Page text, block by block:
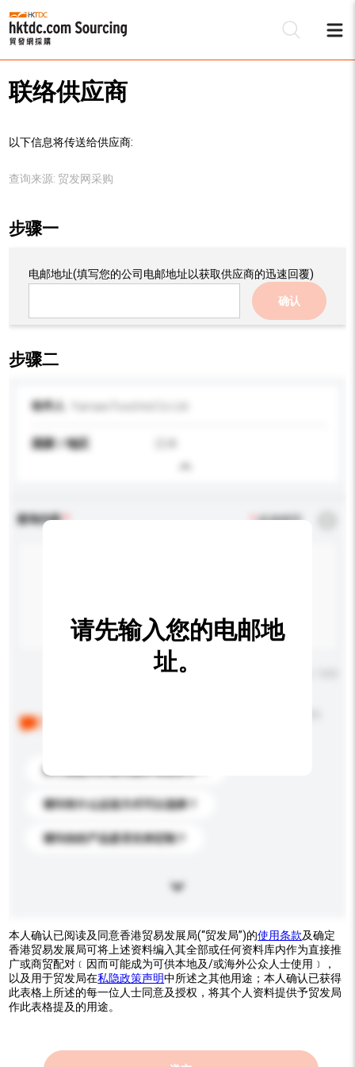
联络供应商
以下信息将传送给供应商:
查询来源: 贸发网采购
步骤一
电邮地址(填写您的公司电邮地址以获取供应商的迅速回覆)
确认
步骤二
收件人
国家 / 地区
查询内容 *必须填写
你们能提供的最优惠价格是多少？
请问有什么运送方式可以选择？
请问你的产品是否支持定制？
请先输入您的电邮地
址。
本人确认已阅读及同意香港贸易发展局(“贸发局”)的使用条款及确定
香港贸易发展局可将上述资料编入其全部或任何资料库内作为直接推
广或商贸配对﹝因而可能成为可供本地及/或海外公众人士使用﹞，
以及用于贸发局在私隐政策声明中所述之其他用途；本人确认已获得
此表格上所述的每一位人士同意及授权，将其个人资料提供予贸发局
作此表格提及的用途。